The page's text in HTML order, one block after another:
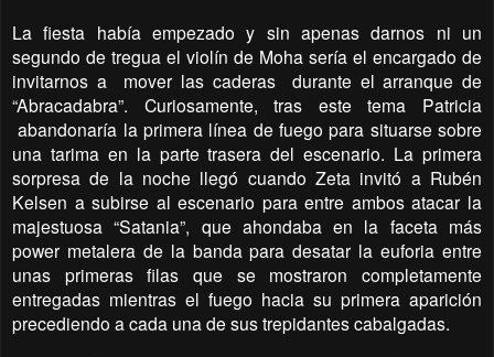
La fiesta había empezado y sin apenas darnos ni un
segundo de tregua el violín de Moha sería el encargado de
invitarnos a
mover las caderas
durante el arranque de
“Abracadabra”. Curiosamente, tras este tema Patricia
abandonaría la primera línea de fuego para situarse sobre
una tarima en la parte trasera del escenario. La primera
sorpresa de la noche llegó cuando Zeta invitó a Rubén
Kelsen a subirse al escenario para entre ambos atacar la
majestuosa “Satania”, que ahondaba en la faceta más
power metalera de la banda para desatar la euforia entre
unas primeras filas que se mostraron completamente
entregadas mientras el fuego hacia su primera aparición
precediendo a cada una de sus trepidantes cabalgadas.